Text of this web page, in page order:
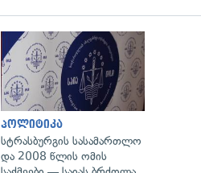
პოლიტიკა
სტრასბურგის სასამართლო
და 2008 წლის ომის